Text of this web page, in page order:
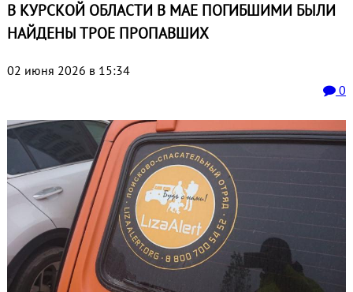
В КУРСКОЙ ОБЛАСТИ В МАЕ ПОГИБШИМИ БЫЛИ
НАЙДЕНЫ ТРОЕ ПРОПАВШИХ
02 июня 2026 в 15:34
0